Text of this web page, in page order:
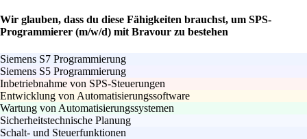
Wir glauben, dass du diese Fähigkeiten brauchst, um SPS-
Programmierer (m/w/d) mit Bravour zu bestehen
Siemens S7 Programmierung
Siemens S5 Programmierung
Inbetriebnahme von SPS-Steuerungen
Entwicklung von Automatisierungssoftware
Wartung von Automatisierungssystemen
Sicherheitstechnische Planung
Schalt- und Steuerfunktionen